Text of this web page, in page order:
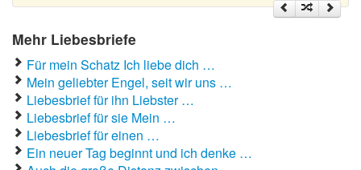
Liebeslieder
Liebestexte
Liebeszauber
Partnerschaft / Beziehung
erstes Date
Traumfrau / Traummann finden
Mehr Liebesbriefe
Für mein Schatz Ich liebe dich …
Mein geliebter Engel, seit wir uns …
Liebesbrief für ihn Liebster …
Liebesbrief für sie Mein …
Liebesbrief für einen …
Ein neuer Tag beginnt und ich denke …